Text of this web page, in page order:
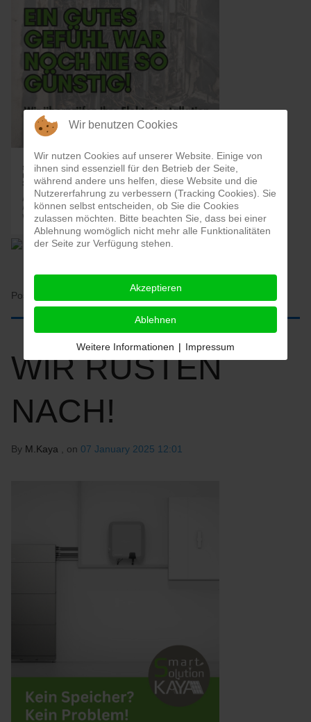
Posted in:
WIR RÜSTEN
NACH!
By M.Kaya , on 07 January 2025 12:01
Wir benutzen Cookies
Wir nutzen Cookies auf unserer Website. Einige von
ihnen sind essenziell für den Betrieb der Seite,
während andere uns helfen, diese Website und die
Nutzererfahrung zu verbessern (Tracking Cookies). Sie
können selbst entscheiden, ob Sie die Cookies
zulassen möchten. Bitte beachten Sie, dass bei einer
Ablehnung womöglich nicht mehr alle Funktionalitäten
der Seite zur Verfügung stehen.
Akzeptieren
Ablehnen
Weitere Informationen | Impressum